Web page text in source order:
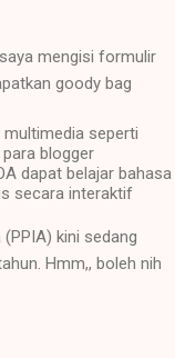
mengisi formulir
goody bag
seperti
blogger
dapat belajar bahasa
secara interaktif
kini sedang
Hmm,, boleh nih